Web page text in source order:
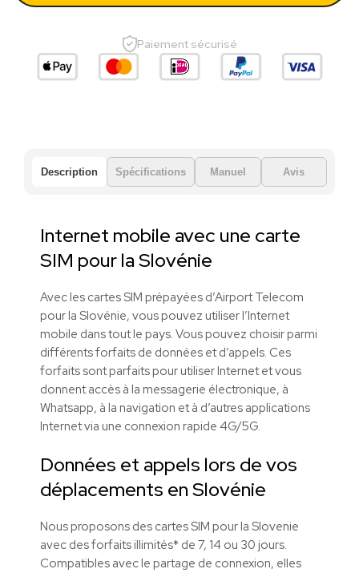
Paiement sécurisé
Description Spécifications Manuel Avis
Internet mobile avec une carte
SIM pour la Slovénie
Avec les cartes SIM prépayées d’Airport Telecom
pour la Slovénie, vous pouvez utiliser l’Internet
mobile dans tout le pays. Vous pouvez choisir parmi
différents forfaits de données et d’appels. Ces
forfaits sont parfaits pour utiliser Internet et vous
donnent accès à la messagerie électronique, à
Whatsapp, à la navigation et à d’autres applications
Internet via une connexion rapide 4G/5G.
Données et appels lors de vos
déplacements en Slovénie
Nous proposons des cartes SIM pour la Slovenie
avec des forfaits illimités* de 7, 14 ou 30 jours.
Compatibles avec le partage de connexion, elles